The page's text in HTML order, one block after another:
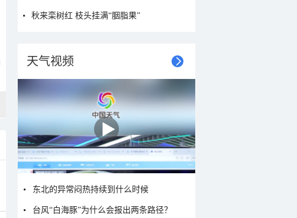
秋来栾树红 枝头挂满“胭脂果”
天气视频
东北的异常闷热持续到什么时候
台风“白海豚”为什么会报出两条路径？